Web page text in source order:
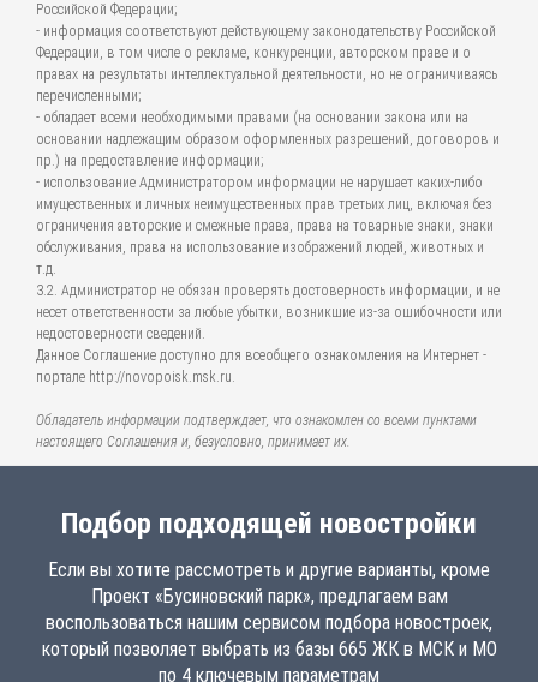
Российской Федерации;
- информация соответствуют действующему законодательству Российской
Федерации, в том числе о рекламе, конкуренции, авторском праве и о
правах на результаты интеллектуальной деятельности, но не ограничиваясь
перечисленными;
- обладает всеми необходимыми правами (на основании закона или на
основании надлежащим образом оформленных разрешений, договоров и
пр.) на предоставление информации;
- использование Администратором информации не нарушает каких-либо
имущественных и личных неимущественных прав третьих лиц, включая без
ограничения авторские и смежные права, права на товарные знаки, знаки
обслуживания, права на использование изображений людей, животных и
т.д.
3.2. Администратор не обязан проверять достоверность информации, и не
несет ответственности за любые убытки, возникшие из-за ошибочности или
недостоверности сведений.
Данное Соглашение доступно для всеобщего ознакомления на Интернет -
портале http://novopoisk.msk.ru.
Обладатель информации подтверждает, что ознакомлен со всеми пунктами
настоящего Соглашения и, безусловно, принимает их.
Подбор подходящей новостройки
Если вы хотите рассмотреть и другие варианты, кроме
Проект «Бусиновский парк», предлагаем вам
воспользоваться нашим сервисом подбора новостроек,
который позволяет выбрать из базы 665 ЖК в МСК и МО
по 4 ключевым параметрам